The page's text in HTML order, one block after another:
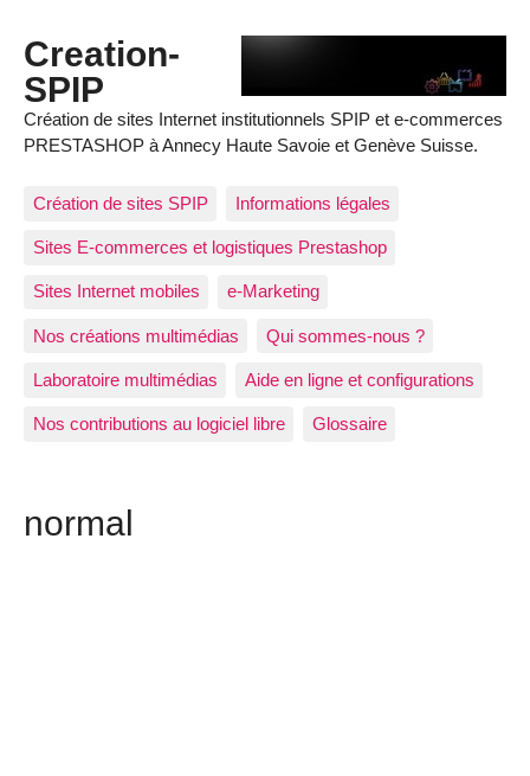
Creation-
SPIP
Création de sites Internet institutionnels SPIP et e-commerces
PRESTASHOP à Annecy Haute Savoie et Genève Suisse.
Création de sites SPIP Informations légales
Sites E-commerces et logistiques Prestashop
Sites Internet mobiles e-Marketing
Nos créations multimédias Qui sommes-nous ?
Laboratoire multimédias Aide en ligne et configurations
Nos contributions au logiciel libre Glossaire
normal